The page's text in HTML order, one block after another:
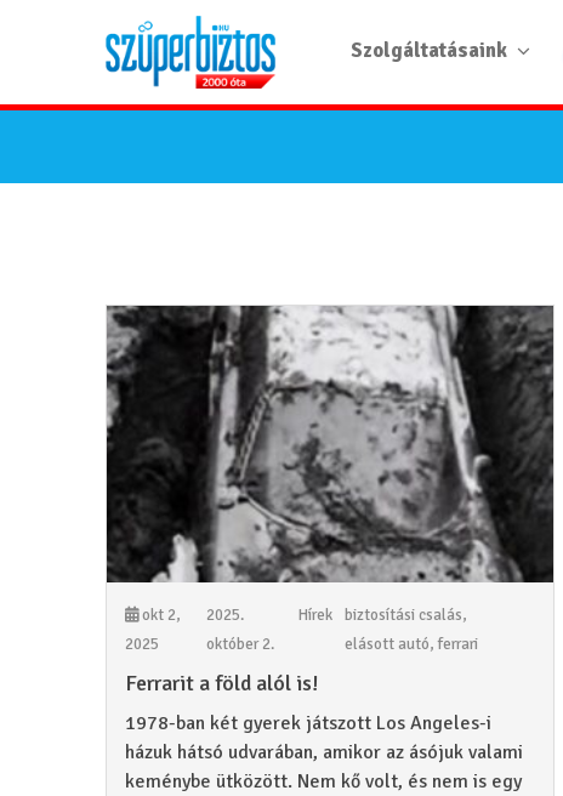
Szolgáltatásaink
okt 2,
2025
2025.
október 2.
Hírek biztosítási csalás,
elásott autó,ferrari
Ferrarit a föld alól is!
1978-ban két gyerek játszott Los Angeles-i
házuk hátsó udvarában, amikor az ásójuk valami
keménybe ütközött. Nem kő volt, és nem is egy